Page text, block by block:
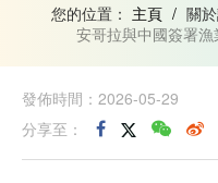
您的位置： 主頁 / 關
安哥拉與中國簽署
發佈時間：2026-05-29
分享至：